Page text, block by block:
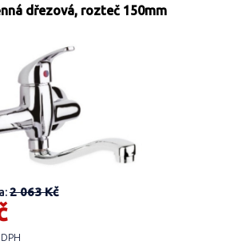
dřezová, rozteč 150mm
2 063 Kč